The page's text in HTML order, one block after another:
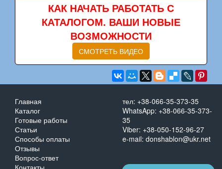
КАК НАЧАТЬ РАБОТАТЬ С
КАТАЛОГОМ. ВАШИ НОВЫЕ
ВОЗМОЖНОСТИ
СМОТРЕТЬ ВИДЕО
Главная
Каталог
Готовые работы
Статьи
Способы оплаты
Отзывы
Вопрос-ответ
тел: +38-066-35-373-35
WhatsApp: +38-066-35-373-
35
Viber: +38-050-152-96-27
e-mail: donshablon@ukr.net